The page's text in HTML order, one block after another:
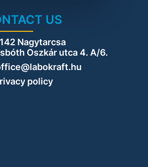
US
Nagytarcsa
Oszkár utca 4. A/6.
policy